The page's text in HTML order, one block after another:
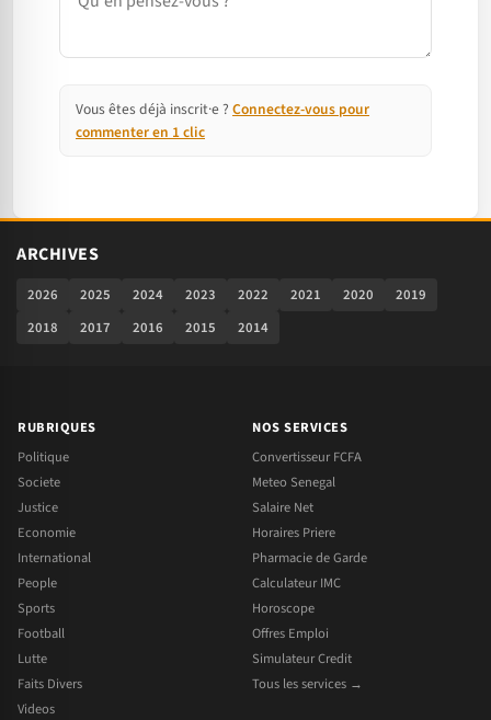
Vous êtes déjà inscrit·e ? Connectez-vous pour
commenter en 1 clic
ARCHIVES
2026 2025 2024 2023 2022 2021 2020
2019
2018
2017 2016 2015 2014
RUBRIQUES
Politique
Societe
Justice
Economie
International
People
Sports
Football
Lutte
Faits Divers
Videos
NOS SERVICES
Convertisseur FCFA
Meteo Senegal
Salaire Net
Horaires Priere
Pharmacie de Garde
Calculateur IMC
Horoscope
Offres Emploi
Simulateur Credit
Tous les services →